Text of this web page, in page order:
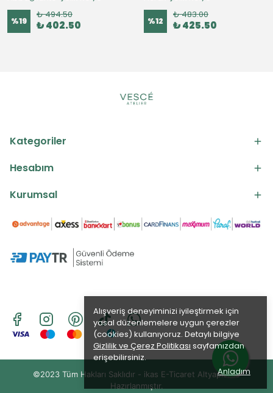
Alışveriş deneyiminizi iyileştirmek için
yasal düzenlemelere uygun çerezler
(cookies) kullanıyoruz. Detaylı bilgiye
Gizlilik ve Çerez Politikası sayfamızdan
erişebilirsiniz.
Anladım
%19
₺ 494.50
₺ 402.50 %12
₺ 483.00
₺ 425.50
Kategoriler
Hesabım
Kurumsal
©2023 Tüm Hakları Saklıdır - ikas E-Ticaret Altyapısı ile
Hazırlanmıştır.